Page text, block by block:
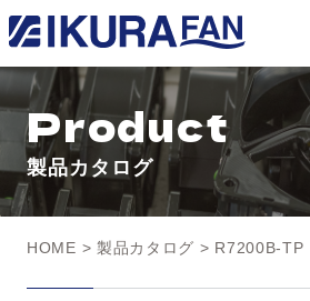
Product
製品カタログ
HOME > 製品カタログ > R7200B-TP